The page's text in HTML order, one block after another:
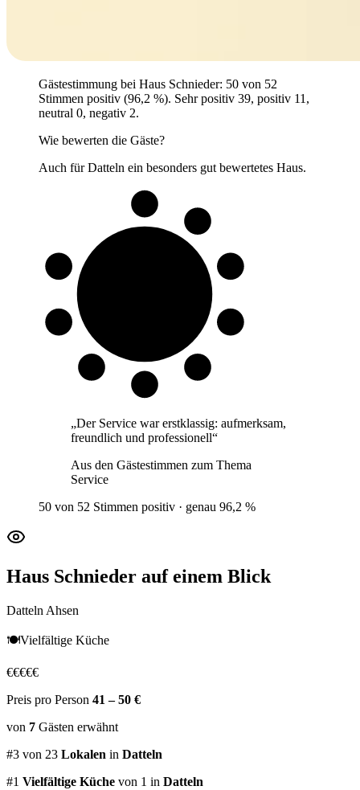
Gästestimmung bei Haus Schnieder: 50 von 52
Stimmen positiv (96,2 %). Sehr positiv 39, positiv 11,
neutral 0, negativ 2.
Wie bewerten die Gäste?
Auch für Datteln ein besonders gut bewertetes Haus.
„Der Service war erstklassig: aufmerksam,
freundlich und professionell“
Aus den Gästestimmen zum Thema
Service
50 von 52 Stimmen positiv · genau 96,2 %
Haus Schnieder auf einem Blick
Datteln Ahsen
🍽️Vielfältige Küche
€€€€€
Preis pro Person 41 – 50 €
von 7 Gästen erwähnt
#3 von 23 Lokalen in Datteln
#1 Vielfältige Küche von 1 in Datteln